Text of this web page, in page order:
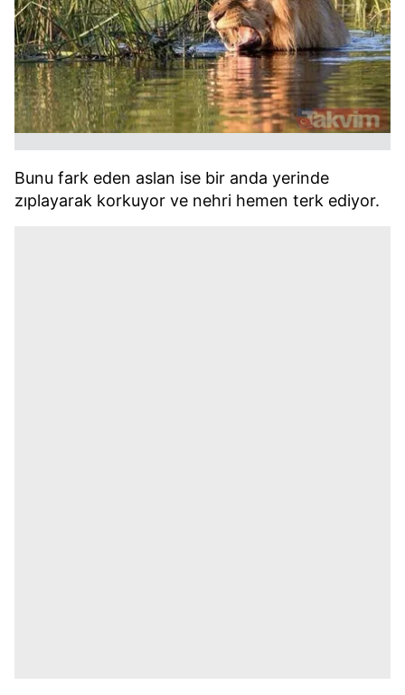
Bunu fark eden aslan ise bir anda yerinde
zıplayarak korkuyor ve nehri hemen terk ediyor.